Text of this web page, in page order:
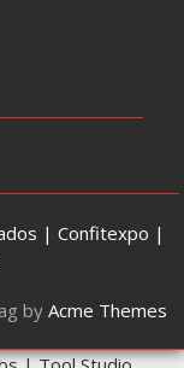
| Confitexpo |
by Acme Themes